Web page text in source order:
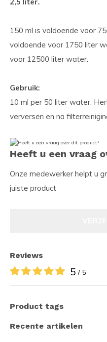
150 ml is voldoende voor
voldoende voor 1750 liter
voor 12500 liter water.
Gebruik:
10 ml per 50 liter water.
verversen en na
Heeft u een vraag
Onze medewerker helpt u
juiste product
Reviews
5 / 5
Product tags
Recente artikelen